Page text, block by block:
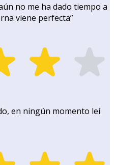
no me ha dado tiempo a
viene perfecta”
en ningún momento leí